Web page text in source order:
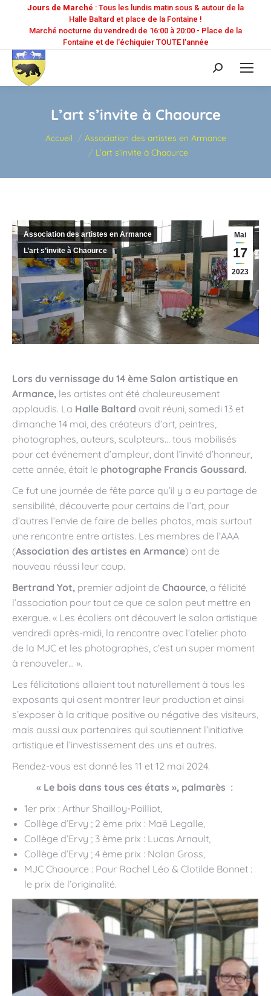
Jours de Marché : Tous les lundis matin sous & autour de la
Halle Baltard et place de la Fontaine !
Marché nocturne du vendredi de 16:00 à 20:00 - Place de la
Fontaine et de l'échiquier TOUTE l'année
Recherche
:
L’art s’invite à Chaource
Vous êtes ici :Accueil
Association des artistes en Armance
L’art s’invite à Chaource
Mai
17
2023
Association des artistes en Armance
L’art s’invite à Chaource
Lors du vernissage du 14 ème Salon artistique en
Armance, les artistes ont été chaleureusement
applaudis. La Halle Baltard avait réuni, samedi 13 et
dimanche 14 mai, des créateurs d’art, peintres,
photographes, auteurs, sculpteurs… tous mobilisés
pour cet événement d’ampleur, dont l’invité d’honneur,
cette année, était le photographe Francis Goussard.
Ce fut une journée de fête parce qu’il y a eu partage de
sensibilité, découverte pour certains de l’art, pour
d’autres l’envie de faire de belles photos, mais surtout
une rencontre entre artistes. Les membres de l’AAA
(Association des artistes en Armance) ont de
nouveau réussi leur coup.
Bertrand Yot, premier adjoint de Chaource, a félicité
l’association pour tout ce que ce salon peut mettre en
exergue. « Les écoliers ont découvert le salon artistique
vendredi après-midi, la rencontre avec l’atelier photo
de la MJC et les photographes, c’est un super moment
à renouveler… ».
Les félicitations allaient tout naturellement à tous les
exposants qui osent montrer leur production et ainsi
s’exposer à la critique positive ou négative des visiteurs,
mais aussi aux partenaires qui soutiennent l’initiative
artistique et l’investissement des uns et autres.
Rendez-vous est donné les 11 et 12 mai 2024.
« Le bois dans tous ces états », palmarès :
1er prix : Arthur Shailloy-Poilliot,
Collège d’Ervy ; 2 ème prix : Maë Legalle,
Collège d’Ervy ; 3 ème prix : Lucas Arnault,
Collège d’Ervy ; 4 ème prix : Nolan Gross,
MJC Chaource : Pour Rachel Léo & Clotilde Bonnet :
le prix de l’originalité.